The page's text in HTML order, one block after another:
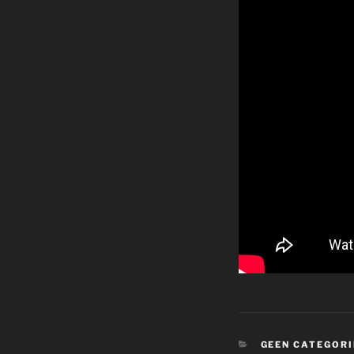
CATEGORIEËN
GEEN